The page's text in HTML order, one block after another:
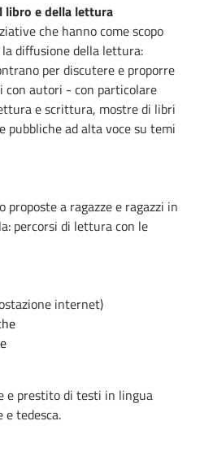
e della lettura
che hanno come scopo
diffusione della lettura:
per discutere e proporre
autori - con particolare
e scrittura, mostre di libri
ad alta voce su temi
a ragazze e ragazzi in
percorsi di lettura con le
internet)
e prestito di testi in lingua
e tedesca.